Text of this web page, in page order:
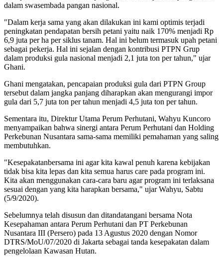
dalam swasembada pangan nasional.
"Dalam kerja sama yang akan dilakukan ini kami optimis terjadi
peningkatan pendapatan bersih petani yaitu naik 170% menjadi Rp
6,9 juta per ha per siklus tanam. Hal ini belum termasuk upah petani
sebagai pekerja. Hal ini sejalan dengan kontribusi PTPN Grup
dalam produksi gula nasional menjadi 2,1 juta ton per tahun," ujar
Ghani.
Ghani mengatakan, pencapaian produksi gula dari PTPN Group
tersebut dalam jangka panjang diharapkan akan mengurangi impor
gula dari 5,7 juta ton per tahun menjadi 4,5 juta ton per tahun.
Sementara itu, Direktur Utama Perum Perhutani, Wahyu Kuncoro
menyampaikan bahwa sinergi antara Perum Perhutani dan Holding
Perkebunan Nusantara sama-sama memiliki pemahaman yang saling
membutuhkan.
"Kesepakatanbersama ini agar kita kawal penuh karena kebijakan
tidak bisa kita lepas dan kita semua harus care pada program ini.
Kita akan menggunakan cara-cara baru agar program ini terlaksana
sesuai dengan yang kita harapkan bersama," ujar Wahyu, Sabtu
(5/9/2020).
Sebelumnya telah disusun dan ditandatangani bersama Nota
Kesepahaman antara Perum Perhutani dan PT Perkebunan
Nusantara III (Persero) pada 13 Agustus 2020 dengan Nomor
DTRS/MoU/07/2020 di Jakarta sebagai tanda kesepakatan dalam
pengelolaan Kawasan Hutan.